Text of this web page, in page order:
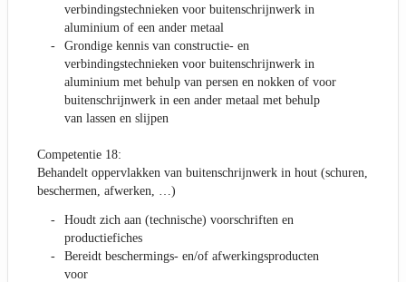
verbindingstechnieken voor buitenschrijnwerk in
aluminium of een ander metaal
Grondige kennis van constructie- en
verbindingstechnieken voor buitenschrijnwerk in
aluminium met behulp van persen en nokken of voor
buitenschrijnwerk in een ander metaal met behulp
van lassen en slijpen
Competentie 18:
Behandelt oppervlakken van buitenschrijnwerk in hout (schuren,
beschermen, afwerken, …)
Houdt zich aan (technische) voorschriften en
productiefiches
Bereidt beschermings- en/of afwerkingsproducten
voor